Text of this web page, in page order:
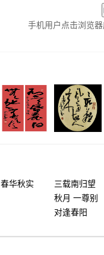
手机用户点击浏览
春华秋实
三载南归望
秋月 一尊别
对逢春阳